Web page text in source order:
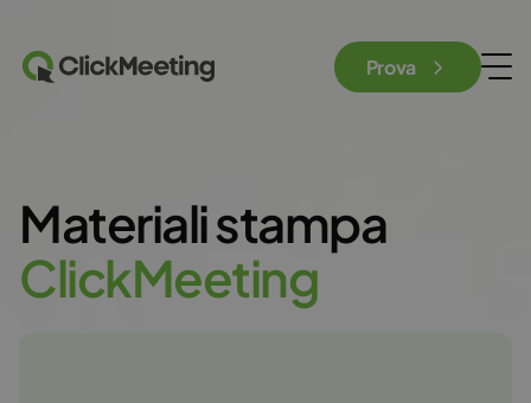
Prova
Materiali stampa
ClickMeeting